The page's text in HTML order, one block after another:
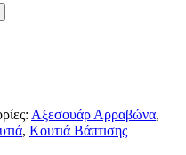
Αξεσουάρ Αρραβώνα,
, Κουτιά Βάπτισης